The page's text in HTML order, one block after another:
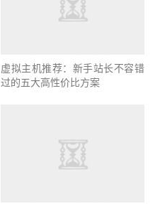
虚拟主机推荐：新手站长不容错
过的五大高性价比方案